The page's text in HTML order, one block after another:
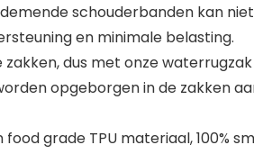
schouderbanden kan
en minimale belasting.
dus met onze
opgeborgen in de zakken
grade TPU materiaal, 100%